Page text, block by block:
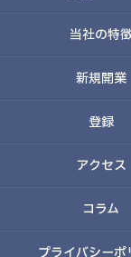
当社の特
新規開業
登録
アクセス
コラム
プライバシーポ